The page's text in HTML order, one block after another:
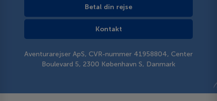
Betal din rejse
Kontakt
Aventurarejser ApS, CVR-nummer 41958804, Center
Boulevard 5, 2300 København S, Danmark